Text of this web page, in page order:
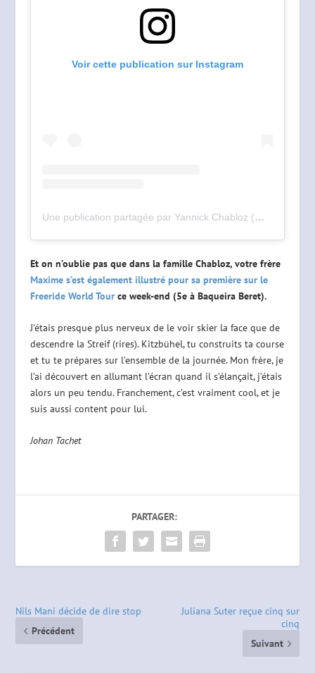
Voir cette publication sur Instagram
Une publication partagée par Yannick Chabloz (@yannick_chabloz)
Et on n’oublie pas que dans la famille Chabloz, votre frère
Maxime s’est également illustré pour sa première sur le
Freeride World Tource week-end (5e à Baqueira Beret).
J’étais presque plus nerveux de le voir skier la face que de
descendre la Streif (rires). Kitzbühel, tu construits ta course
et tu te prépares sur l’ensemble de la journée. Mon frère, je
l’ai découvert en allumant l’écran quand il s’élançait, j’étais
alors un peu tendu. Franchement, c’est vraiment cool, et je
suis aussi content pour lui.
Johan Tachet
PARTAGER:
Nils Mani décide de dire stop
Précédent
Juliana Suter reçue cinq sur
cinq
Suivant